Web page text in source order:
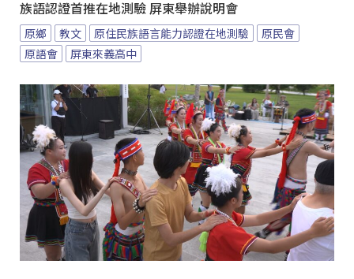
族語認證首推在地測驗 屏東舉辦說明會
原鄉 教文 原住民族語言能力認證在地測驗
原民會
原語會
屏東來義高中